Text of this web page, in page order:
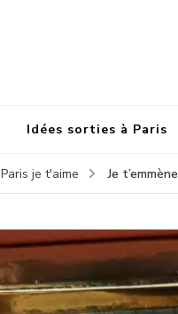
Idées sorties à Paris
Paris je t'aime Je